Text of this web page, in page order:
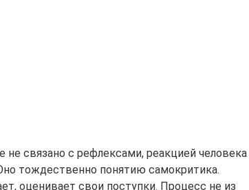
не связано с рефлексами, реакцией человека
тождественно понятию самокритика.
оценивает свои поступки. Процесс не из